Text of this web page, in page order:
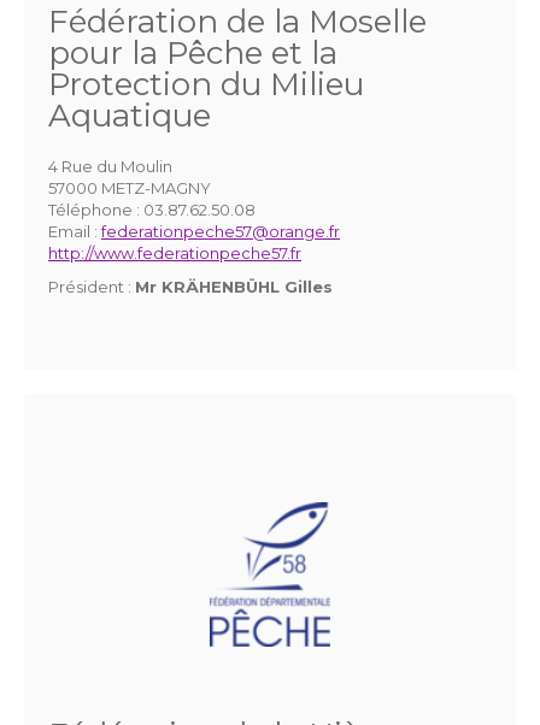
Fédération de la Moselle
pour la Pêche et la
Protection du Milieu
Aquatique
4 Rue du Moulin
57000 METZ-MAGNY
Téléphone : 03.87.62.50.08
Email :federationpeche57@orange.fr
http://www.federationpeche57.fr
Président : Mr KRÄHENBÜHL Gilles